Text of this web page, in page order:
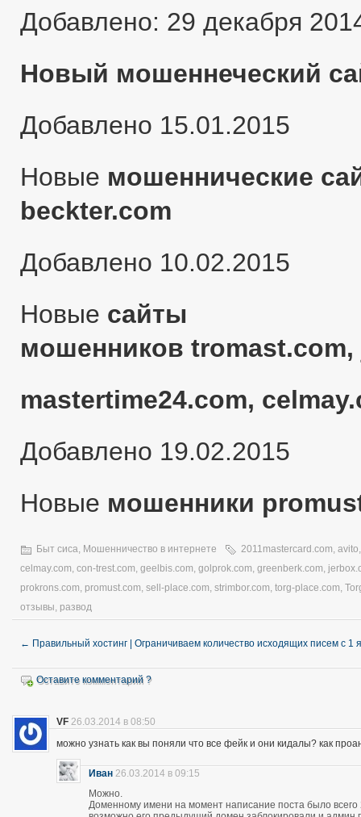
Добавлено: 29 декабря
Новый мошеннеческий
Добавлено 15.01.2015
Новые мошеннические
beckter.com
Добавлено 10.02.2015
Новые сайты
мошенников
mastertime24.com,
Добавлено 19.02.2015
Новые мошенники
Быт сиса, Мошенничество в интернете 2011mastercard.com, avito
celmay.com, con-trest.com, geelbis.com, golprok.com, greenberk.com,
prokrons.com, promust.com, sell-place.com, strimbor.com, torg-place.com,
отзывы, развод
← Правильный хостинг | Ограничиваем количество исходящих писем с 1
Оставите комментарий ?
VF 26.03.2014 в 08:50
можно узнать как вы поняли что все фейк и они кидалы? как
Иван 26.03.2014 в 09:15
Можно.
Доменному имени на момент написание поста было